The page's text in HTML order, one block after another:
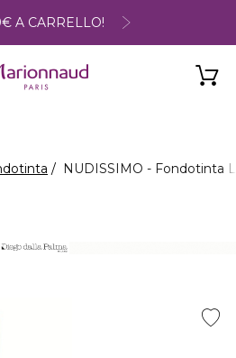
A CARRELLO!
NUDISSIMO - Fondotinta